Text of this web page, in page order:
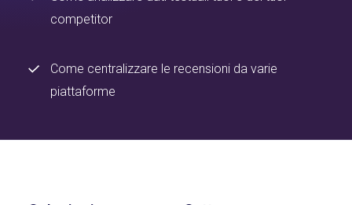
competitor
Come centralizzare le recensioni da varie
piattaforme